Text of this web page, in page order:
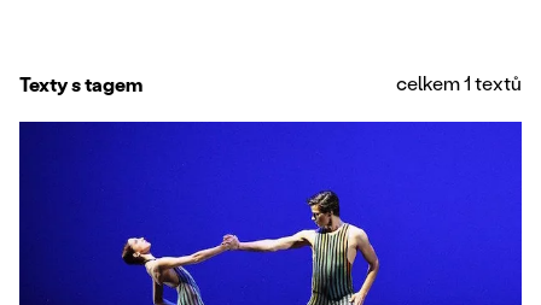
Texty s tagem celkem 1 textů